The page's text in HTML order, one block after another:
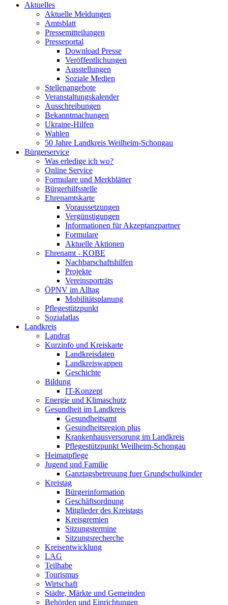
Aktuelles
Aktuelle Meldungen
Amtsblatt
Pressemitteilungen
Presseportal
Download Presse
Veröffentlichungen
Ausstellungen
Soziale Medien
Stellenangebote
Veranstaltungskalender
Ausschreibungen
Bekanntmachungen
Ukraine-Hilfen
Wahlen
50 Jahre Landkreis Weilheim-Schongau
Bürgerservice
Was erledige ich wo?
Online Service
Formulare und Merkblätter
Bürgerhilfsstelle
Ehrenamtskarte
Voraussetzungen
Vergünstigungen
Informationen für Akzeptanzpartner
Formulare
Aktuelle Aktionen
Ehrenamt - KOBE
Nachbarschaftshilfen
Projekte
Vereinsporträts
ÖPNV im Alltag
Mobilitätsplanung
Pflegestützpunkt
Sozialatlas
Landkreis
Landrat
Kurzinfo und Kreiskarte
Landkreisdaten
Landkreiswappen
Geschichte
Bildung
IT-Konzept
Energie und Klimaschutz
Gesundheit im Landkreis
Gesundheitsamt
Gesundheitsregion plus
Krankenhausversorung im Landkreis
Pflegestützpunkt Weilheim-Schongau
Heimatpflege
Jugend und Familie
Ganztagsbetreuung fuer Grundschulkinder
Kreistag
Bürgerinformation
Geschäftsordnung
Mitglieder des Kreistags
Kreisgremien
Sitzungstermine
Sitzungsrecherche
Kreisentwicklung
LAG
Teilhabe
Tourismus
Wirtschaft
Städte, Märkte und Gemeinden
Behörden und Einrichtungen